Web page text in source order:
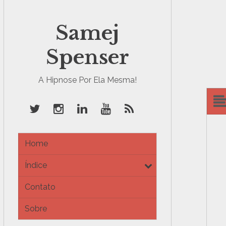
Samej
Spenser
A Hipnose Por Ela Mesma!
Home
Índice
e
x
Contato
Sobre